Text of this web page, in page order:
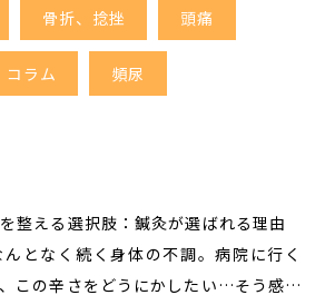
骨折、捻挫 頭痛
コラム 頻尿
整える選択肢：鍼灸が選ばれる理由
となく続く身体の不調。病院に行く
この辛さをどうにかしたい…そう感じ